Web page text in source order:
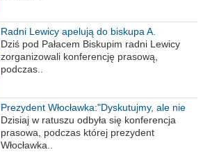
Radni Lewicy apelują do biskupa A.
Wiesława Meringa
Dziś pod Pałacem Biskupim radni Lewicy
zorganizowali konferencję prasową,
podczas..
Prezydent Włocławka:"Dyskutujmy, ale nie
obrażajmy się”
Dzisiaj w ratuszu odbyła się konferencja
prasowa, podczas której prezydent
Włocławka..